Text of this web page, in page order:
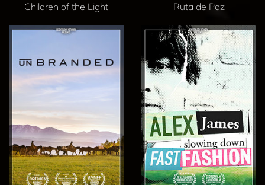
Children of the Light Ruta de Paz